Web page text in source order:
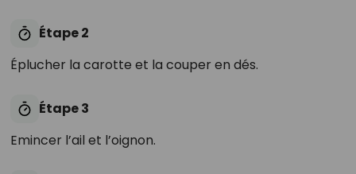
Étape 2
Éplucher la carotte et la couper en dés.
Étape 3
Emincer l’ail et l’oignon.